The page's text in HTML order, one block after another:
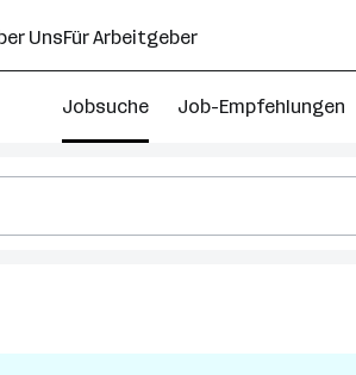
UnsFür Arbeitgeber
Jobsuche Job-Empfehlungen